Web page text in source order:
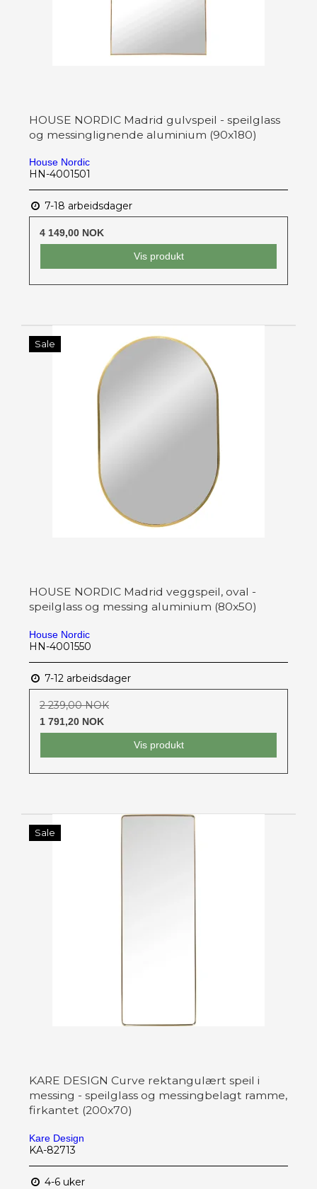
HOUSE NORDIC Madrid gulvspeil - speilglass
og messinglignende aluminium (90x180)
House Nordic
HN-4001501
7-18 arbeidsdager
4 149,00 NOK
Vis produkt
Sale
HOUSE NORDIC Madrid veggspeil, oval -
speilglass og messing aluminium (80x50)
House Nordic
HN-4001550
7-12 arbeidsdager
2 239,00 NOK
1 791,20 NOK
Vis produkt
Sale
KARE DESIGN Curve rektangulært speil i
messing - speilglass og messingbelagt ramme,
firkantet (200x70)
Kare Design
KA-82713
4-6 uker